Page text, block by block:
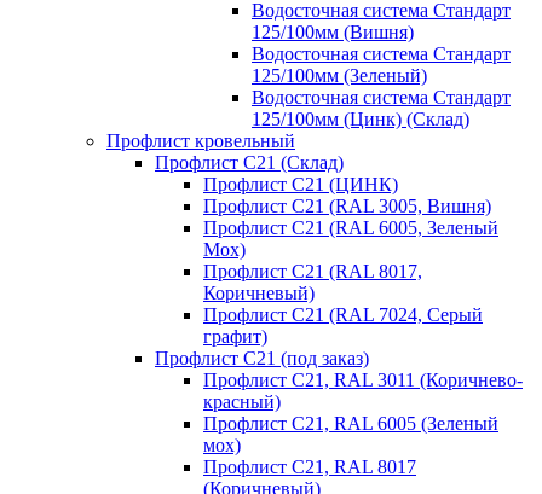
Водосточная система Стандарт
125/100мм (Вишня)
Водосточная система Стандарт
125/100мм (Зеленый)
Водосточная система Стандарт
125/100мм (Цинк) (Склад)
Профлист кровельный
Профлист С21 (Склад)
Профлист С21 (ЦИНК)
Профлист С21 (RAL 3005, Вишня)
Профлист С21 (RAL 6005, Зеленый
Мох)
Профлист С21 (RAL 8017,
Коричневый)
Профлист С21 (RAL 7024, Серый
графит)
Профлист С21 (под заказ)
Профлист С21, RAL 3011 (Коричнево-
красный)
Профлист С21, RAL 6005 (Зеленый
мох)
Профлист С21, RAL 8017
(Коричневый)